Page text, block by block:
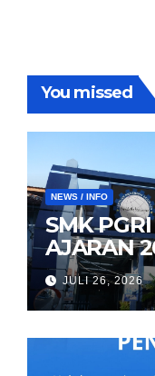
You missed
NEWS / INFO
SMK
AJARAN
JULI 26, 2026